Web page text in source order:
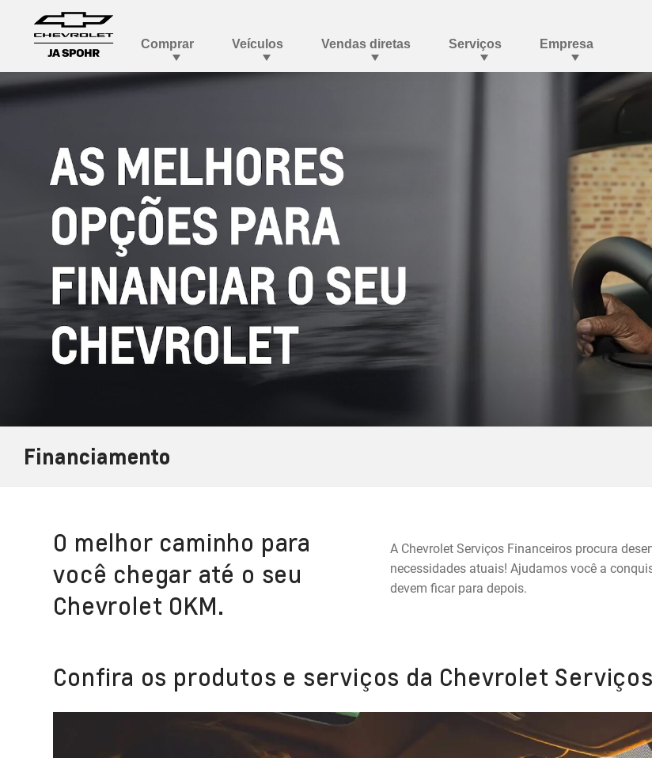
Financiamento
O melhor caminho para
você chegar até o seu
Chevrolet 0KM.
A Chevrolet Serviços Financeiros procura
necessidades atuais! Ajudamos você a
devem ficar para depois.
Confira os produtos e serviços da Chevrolet